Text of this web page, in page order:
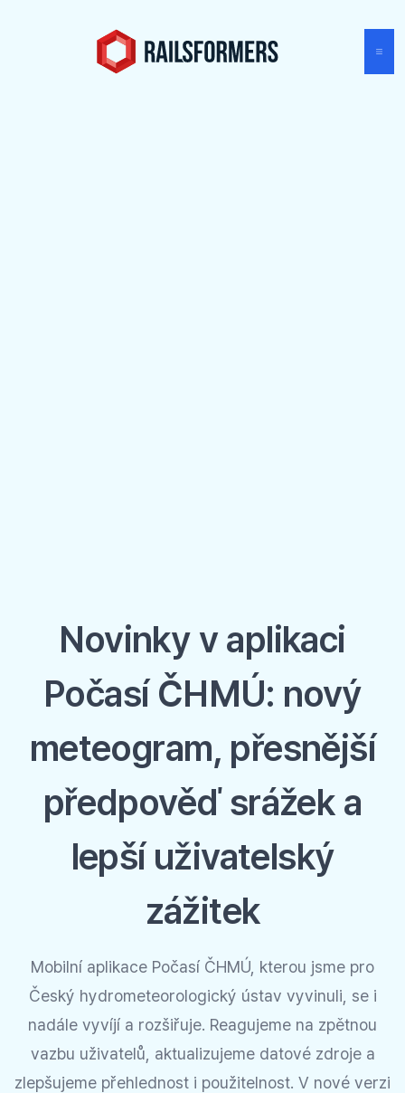
Novinky v aplikaci
Počasí ČHMÚ: nový
meteogram, přesnější
předpověď srážek a
lepší uživatelský
zážitek
Mobilní aplikace Počasí ČHMÚ, kterou jsme pro
Český hydrometeorologický ústav vyvinuli, se i
nadále vyvíjí a rozšiřuje. Reagujeme na zpětnou
vazbu uživatelů, aktualizujeme datové zdroje a
zlepšujeme přehlednost i použitelnost. V nové verzi